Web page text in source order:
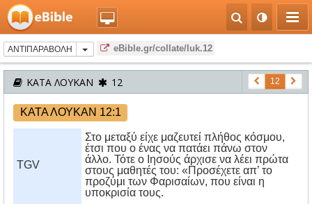
ΑΝΤΙΠΑΡΑΒΟΛΗ eBible.gr/collate/luk.12
ΚΑΤΑ ΛΟΥΚΑΝ 12 12
ΚΑΤΑ ΛΟΥΚΑΝ 12:1
TGV
Στο μεταξύ είχε μαζευτεί πλήθος κόσμου,
έτσι που ο ένας να πατάει πάνω στον
άλλο. Τότε ο Ιησούς άρχισε να λέει πρώτα
στους μαθητές του: «Προσέχετε απ’ το
προζύμι των Φαρισαίων, που είναι η
υποκρισία τους.